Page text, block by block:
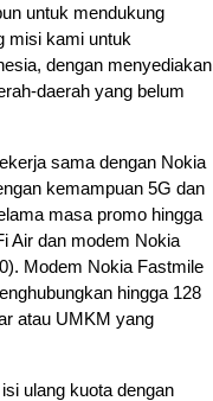
untuk mendukung
misi kami untuk
dengan menyediakan
daerah yang belum
sama dengan Nokia
kemampuan 5G dan
masa promo hingga
Air dan modem Nokia
Modem Nokia Fastmile
hingga 128
atau UMKM yang
ulang kuota dengan